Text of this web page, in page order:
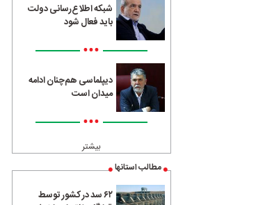
شبکه اطلاع‌رسانی دولت
باید فعال شود
•••
دیپلماسی هم‌چنان ادامه
میدان است
•••
بیشتر
مطالب استانها
۶۲ سد در کشور توسط